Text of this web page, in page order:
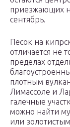
приезжающих
сентябрь.
Песок на
отличается не
пределах
плотным
Лимассоле и
галечные
можно найти
или